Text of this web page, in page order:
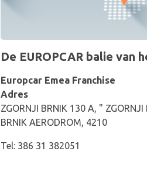
De EUROPCAR balie
Europcar Emea Franchise
Adres
ZGORNJI BRNIK 130 A, "
BRNIK AERODROM, 4210
Tel: 386 31 382051